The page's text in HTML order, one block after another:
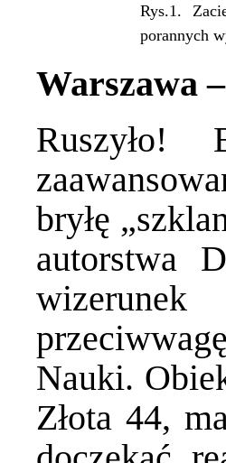
Rys.1.
porannych
Warszawa
bryłę
autorstwa
Nauki.
Złota 44,